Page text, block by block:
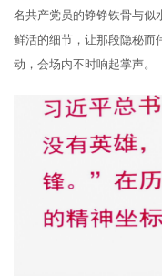
名共产党员的铮铮铁骨与似
鲜活的细节，让那段隐秘而
动，会场内不时响起掌声。